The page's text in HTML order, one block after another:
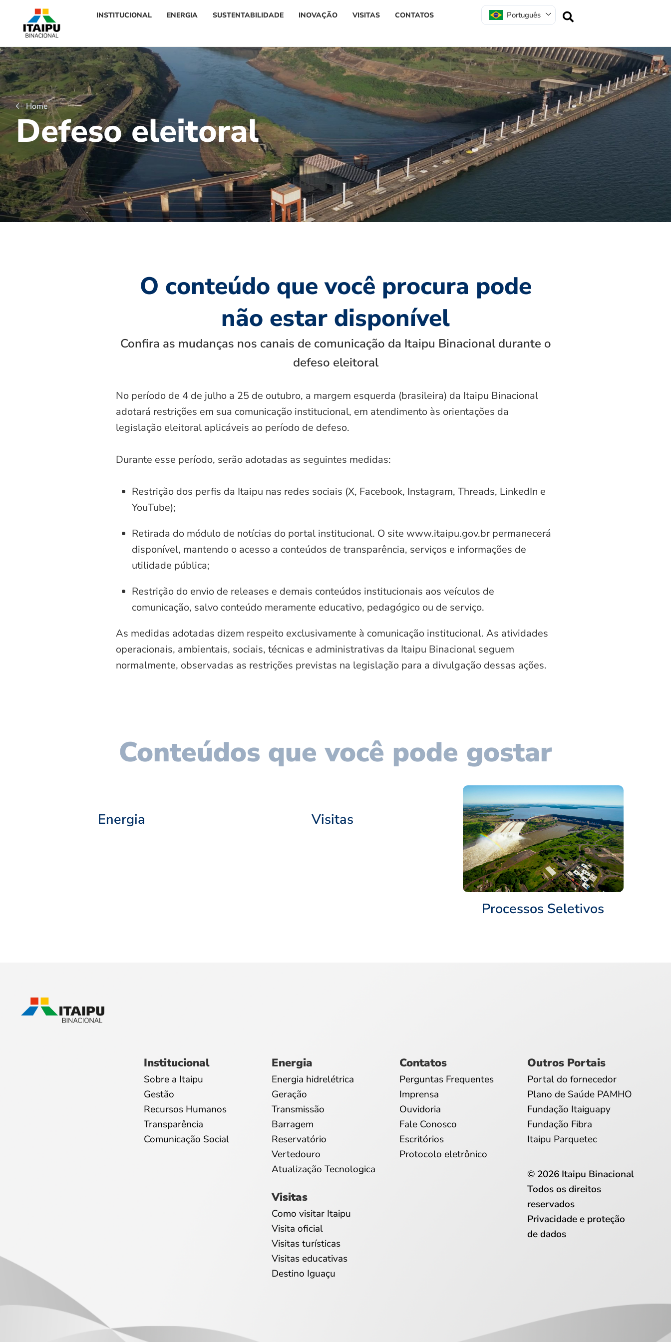
INSTITUCIONAL ENERGIA SUSTENTABILIDADE INOVAÇÃO VISITAS CONTATOS Português
Home
Defeso eleitoral
O conteúdo que você procura pode
não estar disponível
Confira as mudanças nos canais de comunicação da Itaipu Binacional durante o
defeso eleitoral
No período de 4 de julho a 25 de outubro, a margem esquerda (brasileira) da Itaipu Binacional
adotará restrições em sua comunicação institucional, em atendimento às orientações da
legislação eleitoral aplicáveis ao período de defeso.
Durante esse período, serão adotadas as seguintes medidas:
Restrição dos perfis da Itaipu nas redes sociais (X, Facebook, Instagram, Threads, LinkedIn e
YouTube);
Retirada do módulo de notícias do portal institucional. O site www.itaipu.gov.br permanecerá
disponível, mantendo o acesso a conteúdos de transparência, serviços e informações de
utilidade pública;
Restrição do envio de releases e demais conteúdos institucionais aos veículos de
comunicação, salvo conteúdo meramente educativo, pedagógico ou de serviço.
As medidas adotadas dizem respeito exclusivamente à comunicação institucional. As atividades
operacionais, ambientais, sociais, técnicas e administrativas da Itaipu Binacional seguem
normalmente, observadas as restrições previstas na legislação para a divulgação dessas ações.
Conteúdos que você pode gostar
Energia Visitas
Processos Seletivos
Institucional
Sobre a Itaipu
Gestão
Recursos Humanos
Transparência
Comunicação Social
Energia
Energia hidrelétrica
Geração
Transmissão
Barragem
Reservatório
Vertedouro
Atualização Tecnologica
Visitas
Como visitar Itaipu
Visita oficial
Visitas turísticas
Visitas educativas
Destino Iguaçu
Contatos
Perguntas Frequentes
Imprensa
Ouvidoria
Fale Conosco
Escritórios
Protocolo eletrônico
Outros Portais
Portal do fornecedor
Plano de Saúde PAMHO
Fundação Itaiguapy
Fundação Fibra
Itaipu Parquetec
© 2026 Itaipu Binacional
Todos os direitos
reservados
Privacidade e proteção
de dados